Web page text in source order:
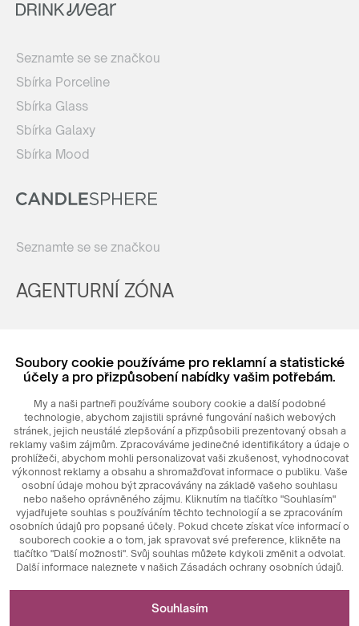
Seznamte se se značkou
Sbírka Porceline
Sbírka Glass
Sbírka Galaxy
Sbírka Mood
Seznamte se se značkou
AGENTURNÍ ZÓNA
Login
© 2026MAXIM Ceramics Sp. z o. o.
Soubory cookie používáme pro reklamní a statistické
účely a pro přizpůsobení nabídky vašim potřebám.
My a naši partneři používáme soubory cookie a další podobné
technologie, abychom zajistili správné fungování našich webových
stránek, jejich neustálé zlepšování a přizpůsobili prezentovaný obsah a
reklamy vašim zájmům. Zpracováváme jedinečné identifikátory a údaje o
prohlížeči, abychom mohli personalizovat vaši zkušenost, vyhodnocovat
výkonnost reklamy a obsahu a shromažďovat informace o publiku. Vaše
osobní údaje mohou být zpracovávány na základě vašeho souhlasu
nebo našeho oprávněného zájmu. Kliknutím na tlačítko "Souhlasím"
vyjadřujete souhlas s používáním těchto technologií a se zpracováním
osobních údajů pro popsané účely. Pokud chcete získat více informací o
souborech cookie a o tom, jak spravovat své preference, klikněte na
tlačítko "Další možnosti". Svůj souhlas můžete kdykoli změnit a odvolat.
Další informace naleznete v našich Zásadách ochrany osobních údajů.
Nezbytné pro fungování webových stránek
Souhlasím